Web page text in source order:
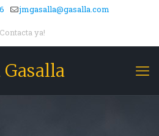
jmgasalla@gasalla.com
Contacta ya!
Gasalla